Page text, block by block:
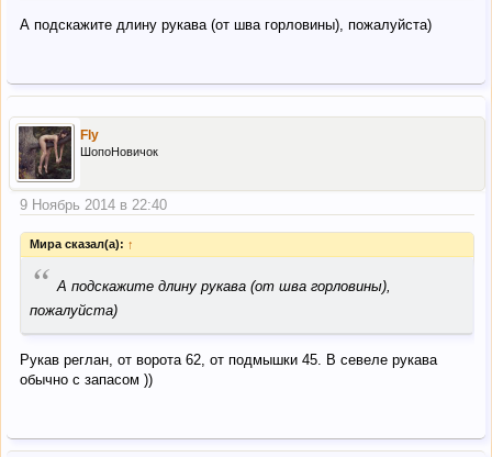
А подскажите длину рукава (от шва горловины), пожалуйста)
Fly
ШопоНовичок
9 Ноябрь 2014 в 22:40
Мира сказал(а): ↑
“ А подскажите длину рукава (от шва горловины),
пожалуйста)
Рукав реглан, от ворота 62, от подмышки 45. В севеле рукава
обычно с запасом ))